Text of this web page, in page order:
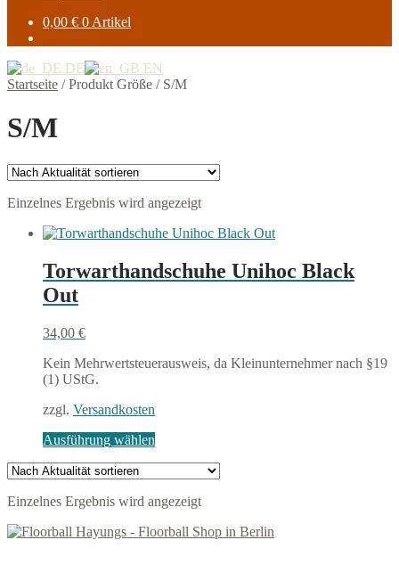
0,00 € 0 Artikel
DE
EN
Startseite /Produkt Größe / S/M
S/M
Einzelnes Ergebnis wird angezeigt
Torwarthandschuhe Unihoc Black
Out
34,00 €
Kein Mehrwertsteuerausweis, da Kleinunternehmer nach §19
(1) UStG.
zzgl. Versandkosten
Ausführung wählen
Varianten
Die
Einzelnes Ergebnis wird angezeigt